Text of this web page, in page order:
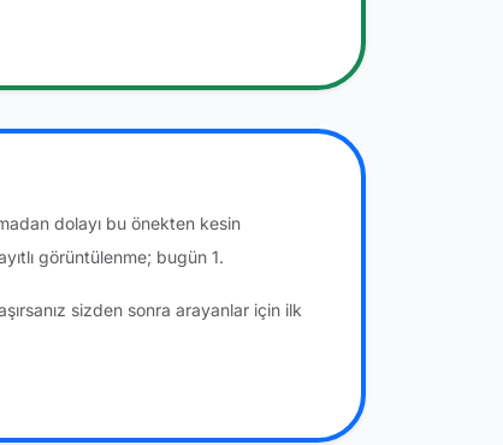
dolayı bu önekten kesin
görüntülenme; bugün 1.
sizden sonra arayanlar için ilk